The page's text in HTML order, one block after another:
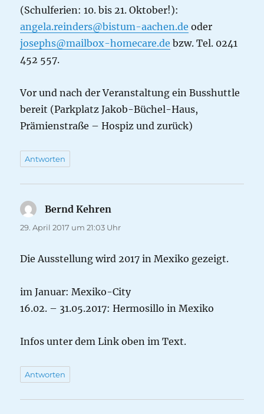
(Schulferien: 10. bis 21. Oktober!):
angela.reinders@bistum-aachen.de oder
josephs@mailbox-homecare.de bzw. Tel. 0241
452 557.
Vor und nach der Veranstaltung ein Busshuttle
bereit (Parkplatz Jakob-Büchel-Haus,
Prämienstraße – Hospiz und zurück)
Antworten
Bernd Kehren
29. April 2017 um 21:03 Uhr
Die Ausstellung wird 2017 in Mexiko gezeigt.
im Januar: Mexiko-City
16.02. – 31.05.2017: Hermosillo in Mexiko
Infos unter dem Link oben im Text.
Antworten